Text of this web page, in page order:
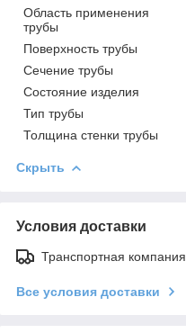
Область применения
трубы
Поверхность трубы
Сечение трубы
Состояние изделия
Тип трубы
Толщина стенки трубы
Скрыть
Условия доставки
Транспортная компания
Все условия доставки